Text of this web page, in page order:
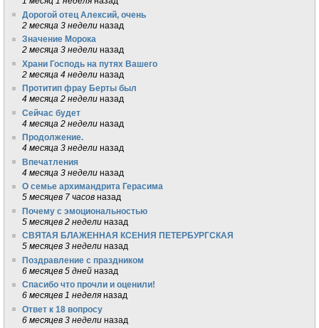
Дорогой отец Алексий, очень
2 месяца 3 недели назад
Значение Морока
2 месяца 3 недели назад
Храни Господь на путях Вашего
2 месяца 4 недели назад
Протитип фрау Берты был
4 месяца 2 недели назад
Сейчас будет
4 месяца 2 недели назад
Продолжение.
4 месяца 3 недели назад
Впечатления
4 месяца 3 недели назад
О семье архимандрита Герасима
5 месяцев 7 часов назад
Почему с эмоциональностью
5 месяцев 2 недели назад
СВЯТАЯ БЛАЖЕННАЯ КСЕНИЯ ПЕТЕРБУРГСКАЯ
5 месяцев 3 недели назад
Поздравление с праздником
6 месяцев 5 дней назад
Спасибо что прочли и оценили!
6 месяцев 1 неделя назад
Ответ к 18 вопросу
6 месяцев 3 недели назад